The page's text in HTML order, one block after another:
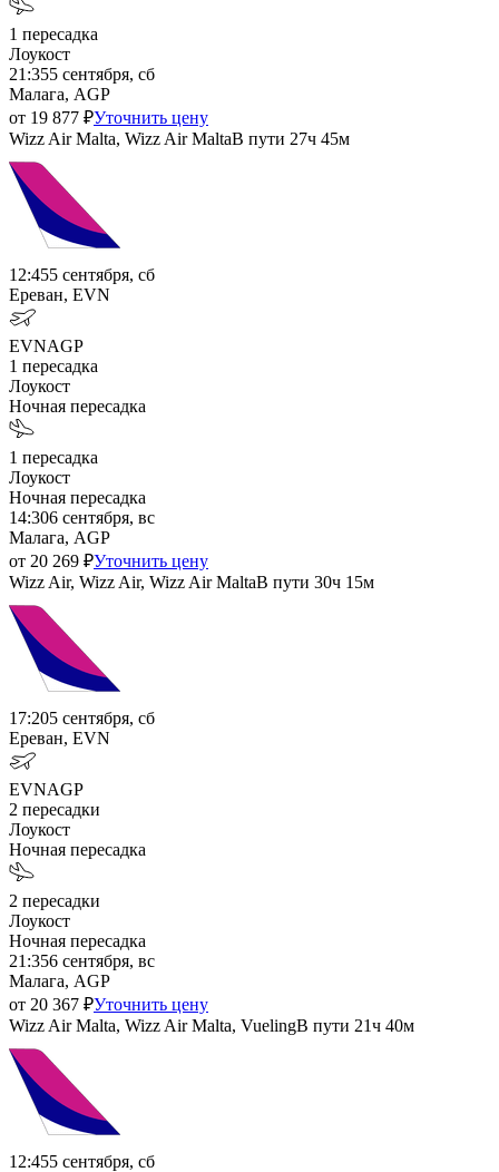
1 пересадка
Лоукост
21:355 сентября, сб
Малага, AGP
от 19 877 ₽Уточнить цену
Wizz Air Malta, Wizz Air MaltaВ пути 27ч 45м
12:455 сентября, сб
Ереван, EVN
EVNAGP
1 пересадка
Лоукост
Ночная пересадка
1 пересадка
Лоукост
Ночная пересадка
14:306 сентября, вс
Малага, AGP
от 20 269 ₽Уточнить цену
Wizz Air, Wizz Air, Wizz Air MaltaВ пути 30ч 15м
17:205 сентября, сб
Ереван, EVN
EVNAGP
2 пересадки
Лоукост
Ночная пересадка
2 пересадки
Лоукост
Ночная пересадка
21:356 сентября, вс
Малага, AGP
от 20 367 ₽Уточнить цену
Wizz Air Malta, Wizz Air Malta, VuelingВ пути 21ч 40м
12:455 сентября, сб